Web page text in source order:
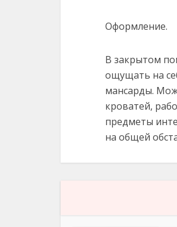
Оформление.
В закрытом
ощущать на
мансарды.
кроватей,
предметы
на общей